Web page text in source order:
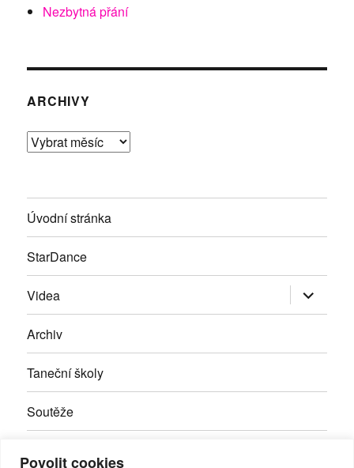
Povolit cookies
Nezbytná přání
ARCHIVY
Archivy
Úvodní stránka
StarDance
Videa Zobrazit
položky
Archiv
Taneční školy
Soutěže